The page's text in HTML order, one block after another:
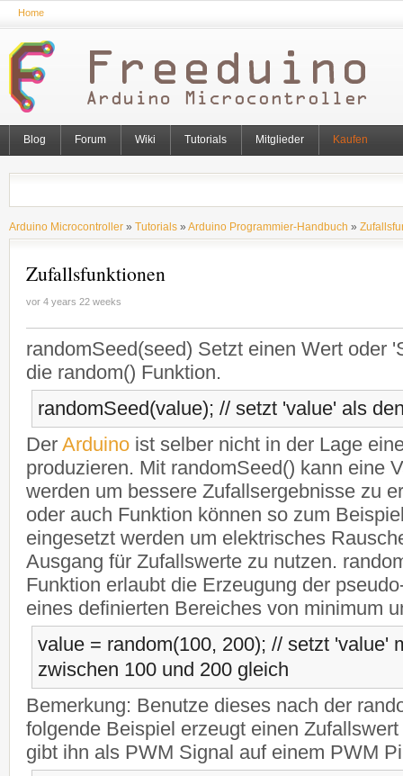
Home
Blog Forum Wiki Tutorials Mitglieder Kaufen
Arduino Microcontroller » Tutorials » Arduino Programmier-Handbuch »
Zufallsfunktionen
vor 4 years 22 weeks
randomSeed(seed) Setzt einen Wert oder
die random() Funktion.
randomSeed(value); // setzt 'value' als
Der Arduino ist selber nicht in der Lage
produzieren. Mit randomSeed() kann eine
werden um bessere Zufallsergebnisse zu
oder auch Funktion können so zum
eingesetzt werden um elektrisches
Ausgang für Zufallswerte zu nutzen.
Funktion erlaubt die Erzeugung der
eines definierten Bereiches von minimum
value = random(100, 200); // setzt 'value'
zwischen 100 und 200 gleich
Bemerkung: Benutze dieses nach der
folgende Beispiel erzeugt einen
gibt ihn als PWM Signal auf einem PWM